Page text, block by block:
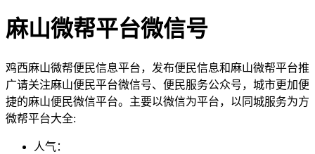
麻山微帮平台微信号
鸡西麻山微帮便民信息平台，发布便民信息和麻山微帮平台推
广请关注麻山便民平台微信号、便民服务公众号，城市更加便
捷的麻山便民微信平台。主要以微信为平台，以同城服务为方
微帮平台大全:
人气：